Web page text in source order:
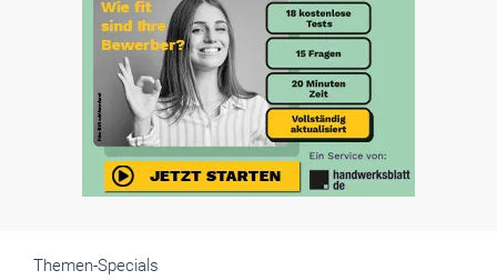
Themen-Specials